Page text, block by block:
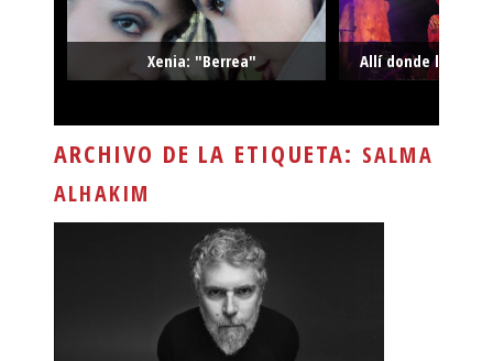
Xenia: "Berrea" Allí donde la
ARCHIVO DE LA ETIQUETA: SALMA
ALHAKIM